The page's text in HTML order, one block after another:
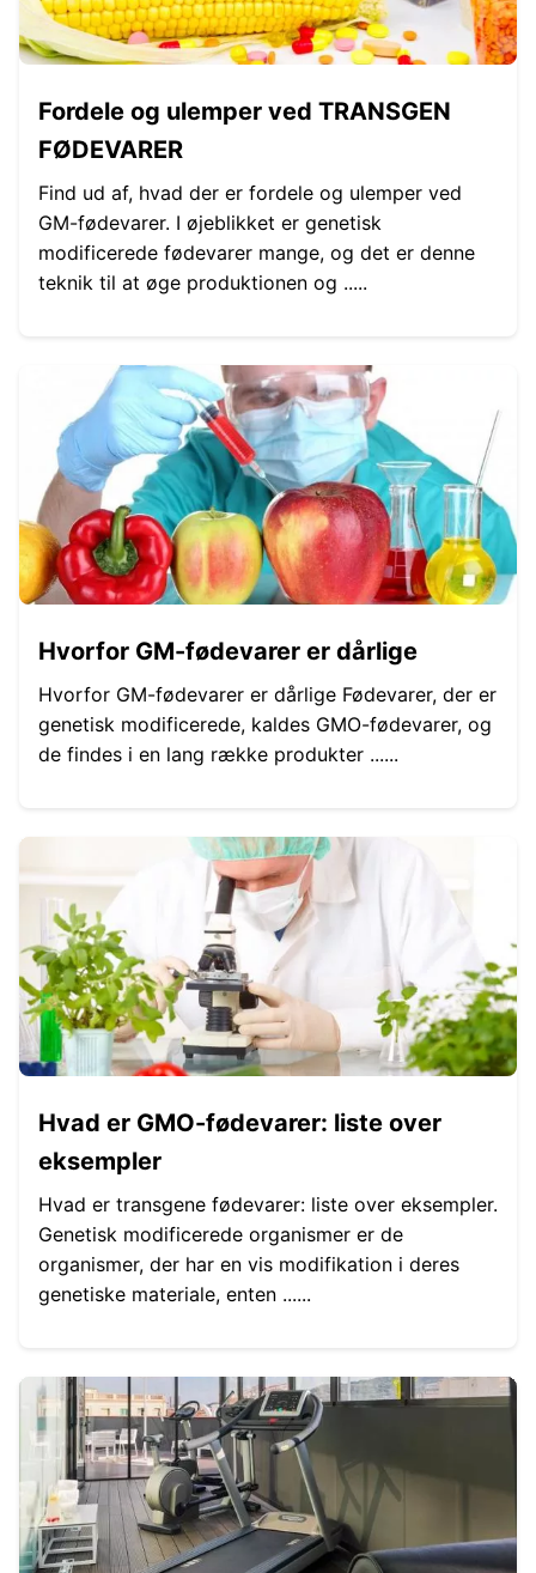
Fordele og ulemper ved TRANSGEN
FØDEVARER
Find ud af, hvad der er fordele og ulemper ved
GM-fødevarer. I øjeblikket er genetisk
modificerede fødevarer mange, og det er denne
teknik til at øge produktionen og .....
Hvorfor GM-fødevarer er dårlige
Hvorfor GM-fødevarer er dårlige Fødevarer, der er
genetisk modificerede, kaldes GMO-fødevarer, og
de findes i en lang række produkter ......
Hvad er GMO-fødevarer: liste over
eksempler
Hvad er transgene fødevarer: liste over eksempler.
Genetisk modificerede organismer er de
organismer, der har en vis modifikation i deres
genetiske materiale, enten ......